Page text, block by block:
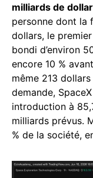
milliards de
personne dont la
dollars, le premier
bondi d’environ
encore 10 %
même 213
demande,
introduction à
milliards prévus.
% de la société,